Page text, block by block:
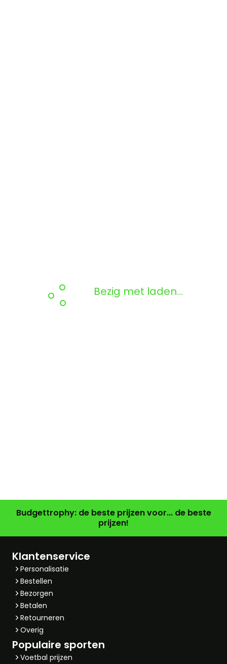
Bezig met laden...
Budgettrophy: de beste prijzen voor... de beste
prijzen!
Klantenservice
Personalisatie
Bestellen
Bezorgen
Betalen
Retourneren
Overig
Populaire sporten
Voetbal prijzen